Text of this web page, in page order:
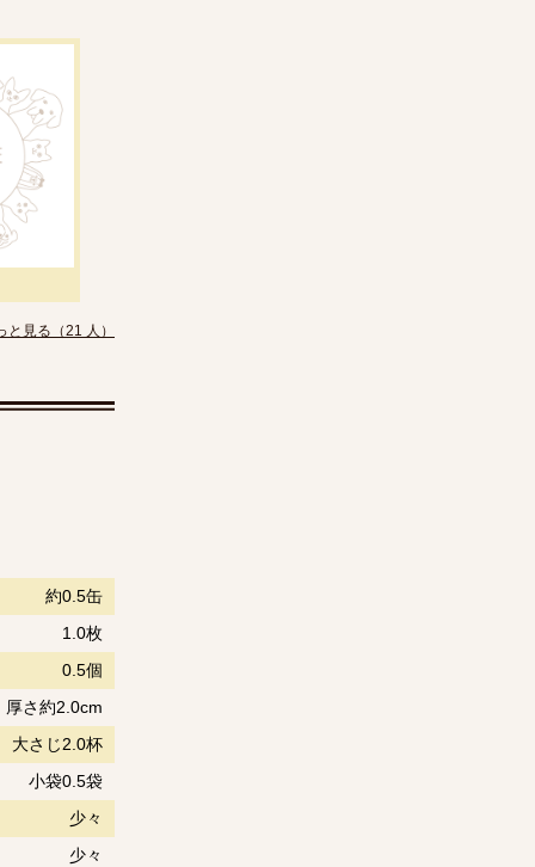
と見る（21 人）
約0.5缶
1.0枚
0.5個
厚さ約2.0cm
大さじ2.0杯
小袋0.5袋
少々
少々